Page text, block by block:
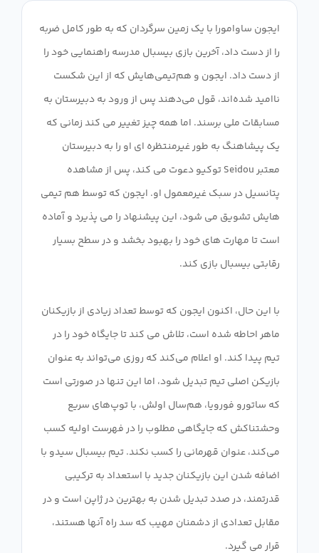
ایجون ساوامورا با یک زمین سرگردان که به طور کامل ضربه
را از دست داد، آخرین بازی بیسبال مدرسه راهنمایی خود را
از دست داد. ایجون و هم‌تیمی‌هایش که از این شکست
ناامید شده‌اند، قول می‌دهند پس از ورود به دبیرستان به
مسابقات ملی برسند. اما همه چیز تغییر می کند زمانی که
یک پیشاهنگ به طور غیرمنتظره ای او را به دبیرستان
معتبر Seidou توکیو دعوت می کند، پس از مشاهده
پتانسیل در سبک غیرمعمول او. ایجون که توسط هم تیمی
هایش تشویق می شود، این پیشنهاد را می پذیرد و آماده
است تا مهارت های خود را بهبود بخشد و در سطح بسیار
با این حال، اکنون ایجون که توسط تعداد زیادی از بازیکنان
ماهر احاطه شده است، تلاش می کند تا جایگاه خود را در
تیم پیدا کند. او اعلام می‌کند که روزی می‌تواند به عنوان
بازیکن اصلی تیم تبدیل شود، اما این تنها در صورتی است
که ساتورو فورویا، هم‌سال اولش، با توپ‌های سریع
وحشتناکش که جایگاهی مطلوب را در فهرست اولیه کسب
می‌کند، عنوان قهرمانی را کسب نکند. تیم بیسبال سیدو با
اضافه شدن این بازیکنان جدید با استعداد به ترکیبی
قدرتمند، در صدد تبدیل شدن به بهترین در ژاپن است و در
مقابل تعدادی از دشمنان مهیب که سد راه آنها هستند،